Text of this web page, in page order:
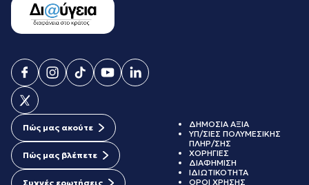
Πώς μας ακούτε
Πώς μας βλέπετε
Συχνές ερωτήσεις
ΔΗΜΟΣΙΑ ΑΞΙΑ
ΥΠ/ΣΙΕΣ ΠΟΛΥΜΕΣΙΚΗΣ
ΠΛΗΡ/ΣΗΣ
ΧΟΡΗΓΙΕΣ
ΔΙΑΦΗΜΙΣΗ
ΙΔΙΩΤΙΚΟΤΗΤΑ
ΟΡΟΙ ΧΡΗΣΗΣ